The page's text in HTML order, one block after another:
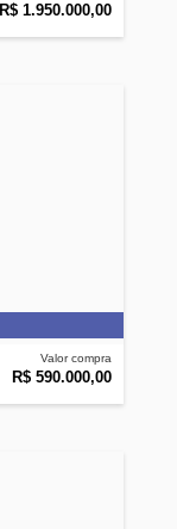
R$ 1.950.000,00
Valor compra
R$ 590.000,00